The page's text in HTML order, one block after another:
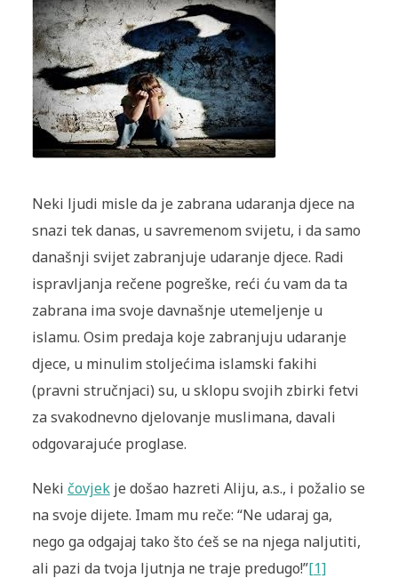
Neki ljudi misle da je zabrana udaranja djece na
snazi tek danas, u savremenom svijetu, i da samo
današnji svijet zabranjuje udaranje djece. Radi
ispravljanja rečene pogreške, reći ću vam da ta
zabrana ima svoje davnašnje utemeljenje u
islamu. Osim predaja koje zabranjuju udaranje
djece, u minulim stoljećima islamski fakihi
(pravni stručnjaci) su, u sklopu svojih zbirki fetvi
za svakodnevno djelovanje muslimana, davali
odgovarajuće proglase.
Neki čovjekje došao hazreti Aliju, a.s., i požalio se
na svoje dijete. Imam mu reče: “Ne udaraj ga,
nego ga odgajaj tako što ćeš se na njega naljutiti,
ali pazi da tvoja ljutnja ne traje predugo!”[1]